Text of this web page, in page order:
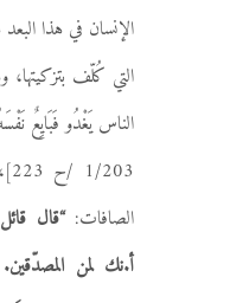
الإنسان في هذا
التي كُلّف بتزكيتها،
الناس يَغْدُو فَبَايِعٌ
الصافات:“قال
أ.نك لمن المصدّقين.